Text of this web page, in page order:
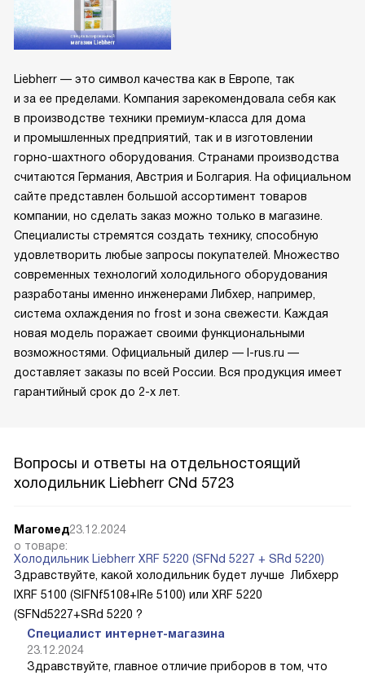
Liebherr — это символ качества как в Европе, так
и за ее пределами. Компания зарекомендовала себя как
в производстве техники премиум-класса для дома
и промышленных предприятий, так и в изготовлении
горно-шахтного оборудования. Странами производства
считаются Германия, Австрия и Болгария. На официальном
сайте представлен большой ассортимент товаров
компании, но сделать заказ можно только в магазине.
Специалисты стремятся создать технику, способную
удовлетворить любые запросы покупателей. Множество
современных технологий холодильного оборудования
разработаны именно инженерами Либхер, например,
система охлаждения no frost и зона свежести. Каждая
новая модель поражает своими функциональными
возможностями. Официальный дилер — l-rus.ru —
доставляет заказы по всей России. Вся продукция имеет
гарантийный срок до 2-х лет.
Вопросы и ответы на отдельностоящий
холодильник Liebherr CNd 5723
Магомед23.12.2024
о товаре:
Холодильник Liebherr XRF 5220 (SFNd 5227 + SRd 5220)
Здравствуйте, какой холодильник будет лучше Либхерр
IXRF 5100 (SIFNf5108+IRe 5100) или XRF 5220
(SFNd5227+SRd 5220 ?
Специалист интернет-магазина
23.12.2024
Здравствуйте, главное отличие приборов в том, что